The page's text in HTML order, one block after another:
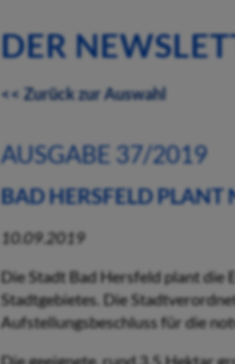
DER
<< Zurück zur Auswahl
AUSGABE 37/2019
BAD HERSFELD PLANT
10.09.2019
Die Stadt Bad Hersfeld plant die
Stadtgebietes. Die
Aufstellungsbeschluss für die